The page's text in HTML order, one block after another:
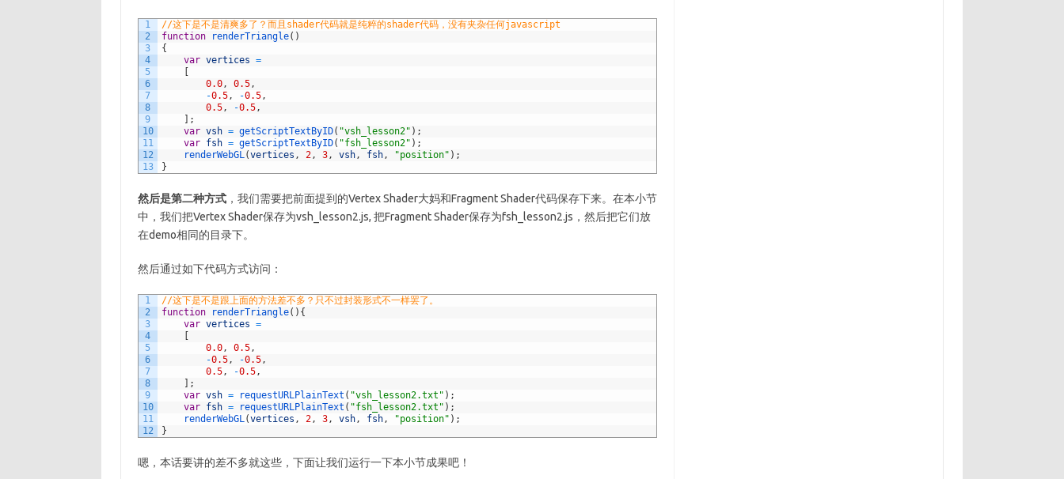
1
2
3
4
5
6
7
8
9
10
11
12
13
//这下是不是清爽多了？而且shader代码就是纯粹的shader代码，没有夹杂任何javascript
function
renderTriangle( )
{
var vertices =
0.0, 0.5,
-0.5, -0.5,
0.5, -0.5,
;
var vsh = getScriptTextByID( "vsh_lesson2" ) ;
var fsh = getScriptTextByID( "fsh_lesson2" ) ;
renderWebGL(vertices , 2, 3, vsh, fsh, "position" ) ;
}
然后是第二种方式，我们需要把前面提到的Vertex Shader大妈和Fragment Shader代码保存下来。在本小节
中，我们把Vertex Shader保存为vsh_lesson2.js, 把Fragment Shader保存为fsh_lesson2.js，然后把它们放
在demo相同的目录下。
然后通过如下代码方式访问：
1
2
3
4
5
6
7
8
9
10
11
12
//这下是不是跟上面的方法差不多？只不过封装形式不一样罢了。
function
renderTriangle( ) {
var vertices =
0.0, 0.5,
-0.5, -0.5,
0.5, -0.5,
;
var vsh = requestURLPlainText ( "vsh_lesson2.txt" ) ;
var fsh = requestURLPlainText ( "fsh_lesson2.txt" ) ;
renderWebGL(vertices , 2, 3, vsh, fsh, "position" ) ;
}
嗯，本话要讲的差不多就这些，下面让我们运行一下本小节成果吧！